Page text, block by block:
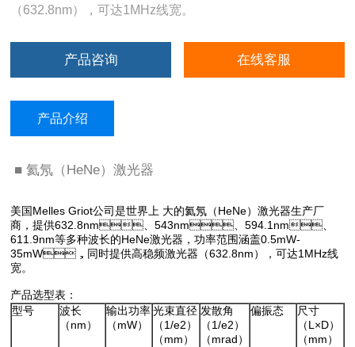
（632.8nm），可达1MHz线宽。
产品咨询 在线客服
产品介绍
■ 氦氖（HeNe）激光器
美国Melles Griot公司是世界上 大的氦氖（HeNe）激光器生产厂
商，提供632.8nm、543nm、594.1nm、
611.9nm等多种波长的HeNe激光器，功率范围涵盖0.5mW-
35mW，同时提供高稳频激光器（632.8nm），可达1MHz线
宽。
产品选型表：
型号
波长
（nm）
输出功率
（mW）
光束直径
（1/e2）
（mm）
发散角
（1/e2）
（mrad）
偏振态
尺寸
（L×D）
（mm）